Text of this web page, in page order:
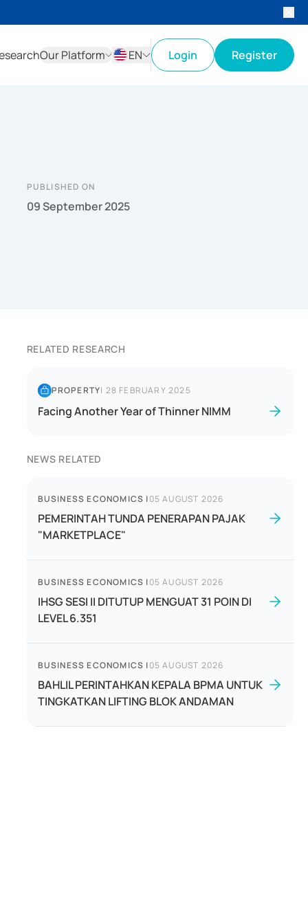
Our Platform
EN
Login Register
PUBLISHED ON
09 September 2025
RELATED RESEARCH
PROPERTY| 28 FEBRUARY 2025
Facing Another Year of Thinner NIMM
NEWS RELATED
BUSINESS ECONOMICS |05 AUGUST 2026
PEMERINTAH TUNDA PENERAPAN PAJAK
"MARKETPLACE"
BUSINESS ECONOMICS |05 AUGUST 2026
IHSG SESI II DITUTUP MENGUAT 31 POIN DI
LEVEL 6.351
BUSINESS ECONOMICS |05 AUGUST 2026
BAHLIL PERINTAHKAN KEPALA BPMA UNTUK
TINGKATKAN LIFTING BLOK ANDAMAN